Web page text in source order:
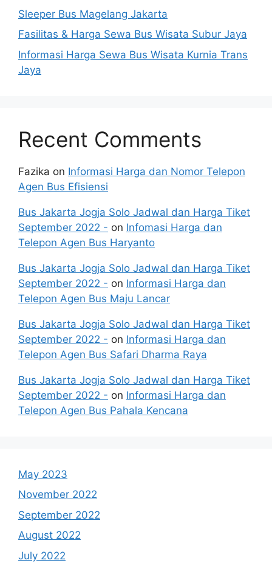
Sleeper Bus Magelang Jakarta
Fasilitas & Harga Sewa Bus Wisata Subur Jaya
Informasi Harga Sewa Bus Wisata Kurnia Trans
Jaya
Recent Comments
Fazika on Informasi Harga dan Nomor Telepon
Agen Bus Efisiensi
Bus Jakarta Jogja Solo Jadwal dan Harga Tiket
September 2022 - on Infomasi Harga dan
Telepon Agen Bus Haryanto
Bus Jakarta Jogja Solo Jadwal dan Harga Tiket
September 2022 - on Informasi Harga dan
Telepon Agen Bus Maju Lancar
Bus Jakarta Jogja Solo Jadwal dan Harga Tiket
September 2022 - on Informasi Harga dan
Telepon Agen Bus Safari Dharma Raya
Bus Jakarta Jogja Solo Jadwal dan Harga Tiket
September 2022 - on Informasi Harga dan
Telepon Agen Bus Pahala Kencana
May 2023
November 2022
September 2022
August 2022
July 2022